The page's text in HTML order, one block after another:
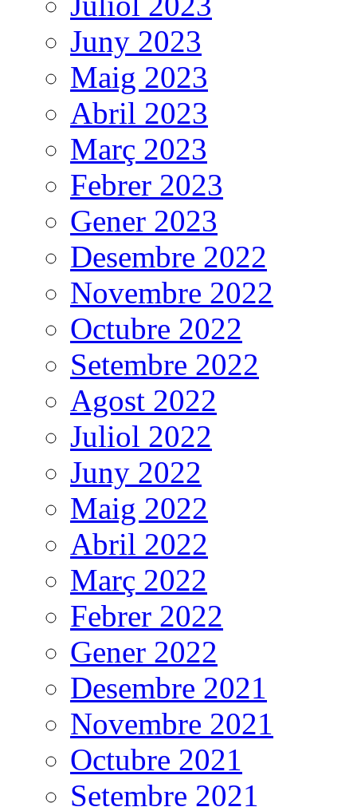
Juny 2023
Maig 2023
Abril 2023
Març 2023
Febrer 2023
Gener 2023
Desembre 2022
Novembre 2022
Octubre 2022
Setembre 2022
Agost 2022
Juliol 2022
Juny 2022
Maig 2022
Abril 2022
Març 2022
Febrer 2022
Gener 2022
Desembre 2021
Novembre 2021
Octubre 2021
Setembre 2021